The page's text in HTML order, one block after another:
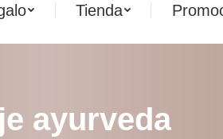
Tienda
ayurveda